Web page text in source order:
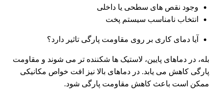
وجود نقص های سطحی یا داخلی
انتخاب نامناسب سیستم پخت
آیا دمای کاری بر روی مقاومت پارگی تاثیر دارد؟
بله، در دماهای پایین، لاستیک ها شکننده تر می شوند و مقاومت
پارگی کاهش می یابد. در دماهای بالا نیز افت خواص مکانیکی
ممکن است باعث کاهش مقاومت پارگی شود.